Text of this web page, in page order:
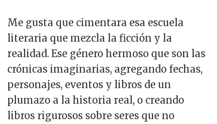
Me gusta que cimentara esa escuela
literaria que mezcla la ficción y la
realidad. Ese género hermoso que son las
crónicas imaginarias, agregando fechas,
personajes, eventos y libros de un
plumazo a la historia real, o creando
libros rigurosos sobre seres que no